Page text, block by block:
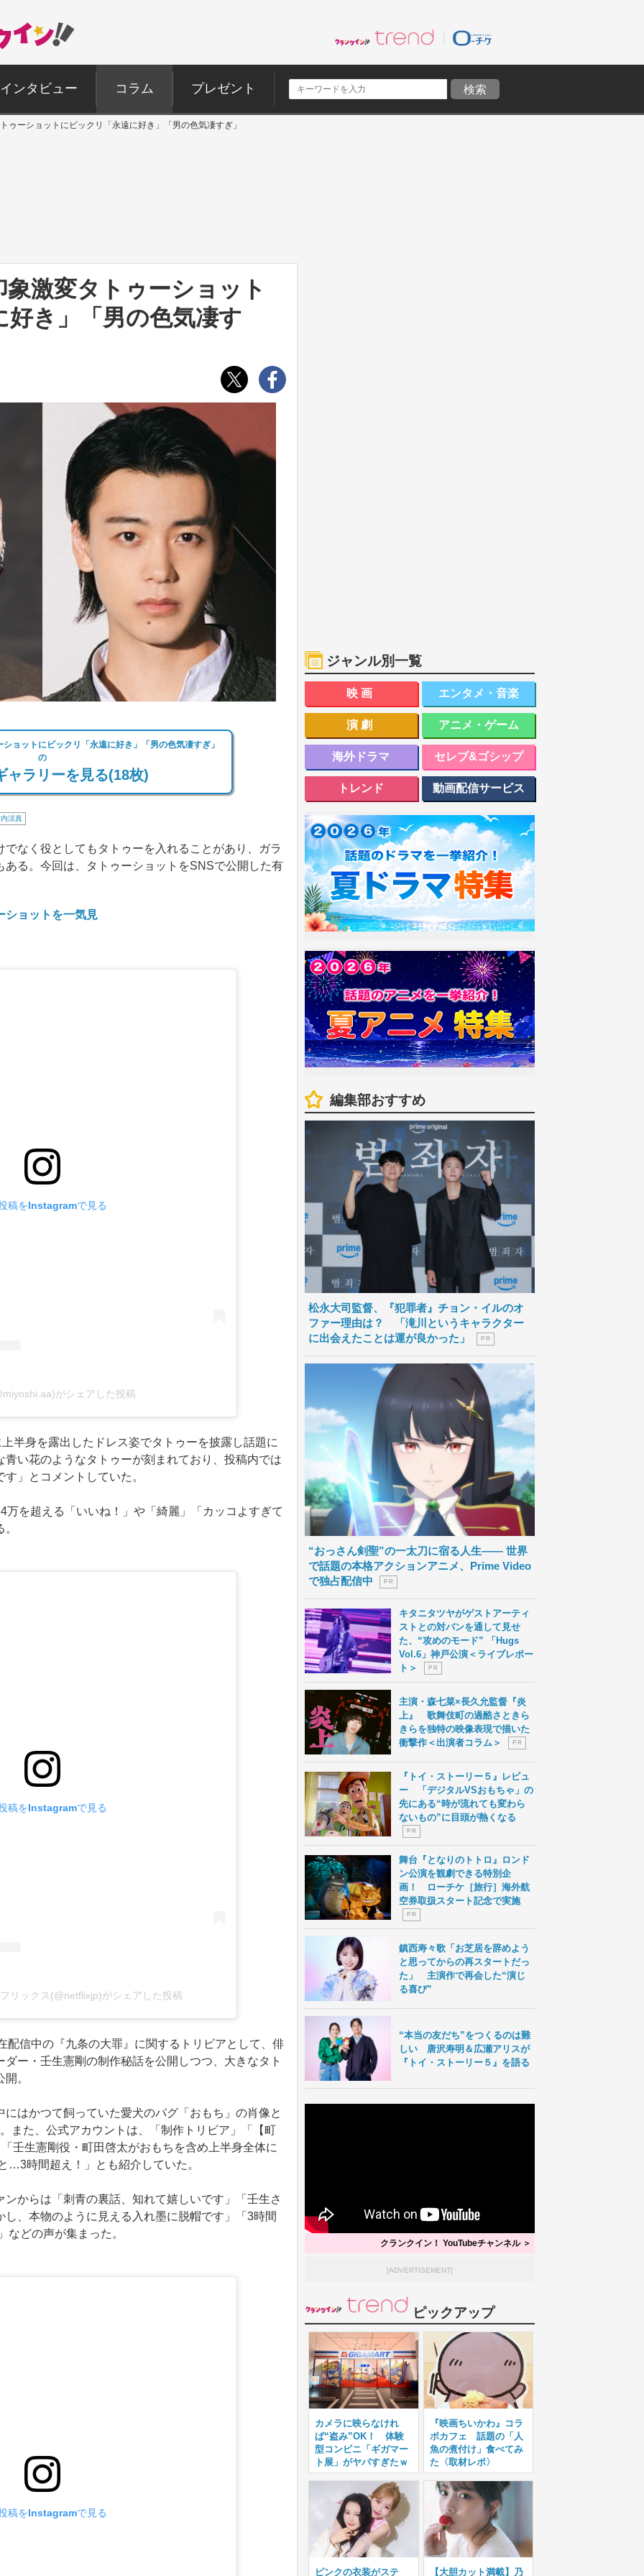
インタビュー コラム プレゼント
ゥーショットにビックリ「永遠に好き」「男の色気凄すぎ」
激変タトゥーショット
き」「男の色気凄す
ョットにビックリ「永遠に好き」「男の色気凄すぎ」
の
ャラリーを見る(18枚)
涼真
なく役としてもタトゥーを入れることがあり、ガラ
る。今回は、タトゥーショットをSNSで公開した有
ショットを一気見
稿をInstagramで見る
がシェアした投稿
身を露出したドレス姿でタトゥーを披露し話題に
い花のようなタトゥーが刻まれており、投稿内では
」とコメントしていた。
を超える「いいね！」や「綺麗」「カッコよすぎて
稿をInstagramで見る
リックス(@netflixjp)がシェアした投稿
信中の『九条の大罪』に関するトリビアとして、俳
ー・壬生憲剛の制作秘話を公開しつつ、大きなタト
。
はかつて飼っていた愛犬のパグ「おもち」の肖像と
また、公式アカウントは、「制作トリビア」「【町
壬生憲剛役・町田啓太がおもちを含め上半身全体に
…3時間超え！」とも紹介していた。
からは「刺青の裏話、知れて嬉しいです」「壬生さ
、本物のように見える入れ墨に脱帽です」「3時間
などの声が集まった。
稿をInstagramで見る
ジャンル別一覧
映画 エンタメ・音楽
演劇 アニメ・ゲーム
海外ドラマ セレブ&ゴシップ
トレンド 動画配信サービス
編集部おすすめ
松永大司監督、『犯罪者』チョン・イルのオ
ファー理由は？ 「滝川というキャラクター
に出会えたことは運が良かった」
P R
“おっさん剣聖”の一太刀に宿る人生―― 世界
で話題の本格アクションアニメ、Prime Video
で独占配信中
P R
キタニタツヤがゲストアーティ
ストとの対バンを通して見せ
た、“攻めのモード” 「Hugs
Vol.6」神戸公演＜ライブレポー
ト＞
P R
主演・森七菜×長久允監督『炎
上』 歌舞伎町の過酷さときら
きらを独特の映像表現で描いた
衝撃作＜出演者コラム＞
P R
『トイ・ストーリー５』レビュ
ー 「デジタルVSおもちゃ」の
先にある“時が流れても変わら
ないもの”に目頭が熱くなる
P R
舞台『となりのトトロ』ロンド
ン公演を観劇できる特別企
画！ ローチケ［旅行］海外航
空券取扱スタート記念で実施
P R
鎮西寿々歌「お芝居を辞めよう
と思ってからの再スタートだっ
た」 主演作で再会した“演じ
る喜び”
“本当の友だち”をつくるのは難
しい 唐沢寿明＆広瀬アリスが
『トイ・ストーリー５』を語る
クランクイン！ YouTubeチャンネル ＞
[ADVERTISEMENT]
ピックアップ
カメラに映らなけれ
ば“盗み”OK！ 体験
型コンビニ「ギガマー
ト展」がヤバすぎたｗ
『映画ちいかわ』コラ
ボカフェ 話題の「人
魚の煮付け」食べてみ
た〈取材レポ〉
ピンクの衣装がステ 【大胆カット満載】乃